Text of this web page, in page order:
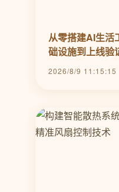
从零搭建AI生活
础设施到上线验
2026/8/9 11:15:15